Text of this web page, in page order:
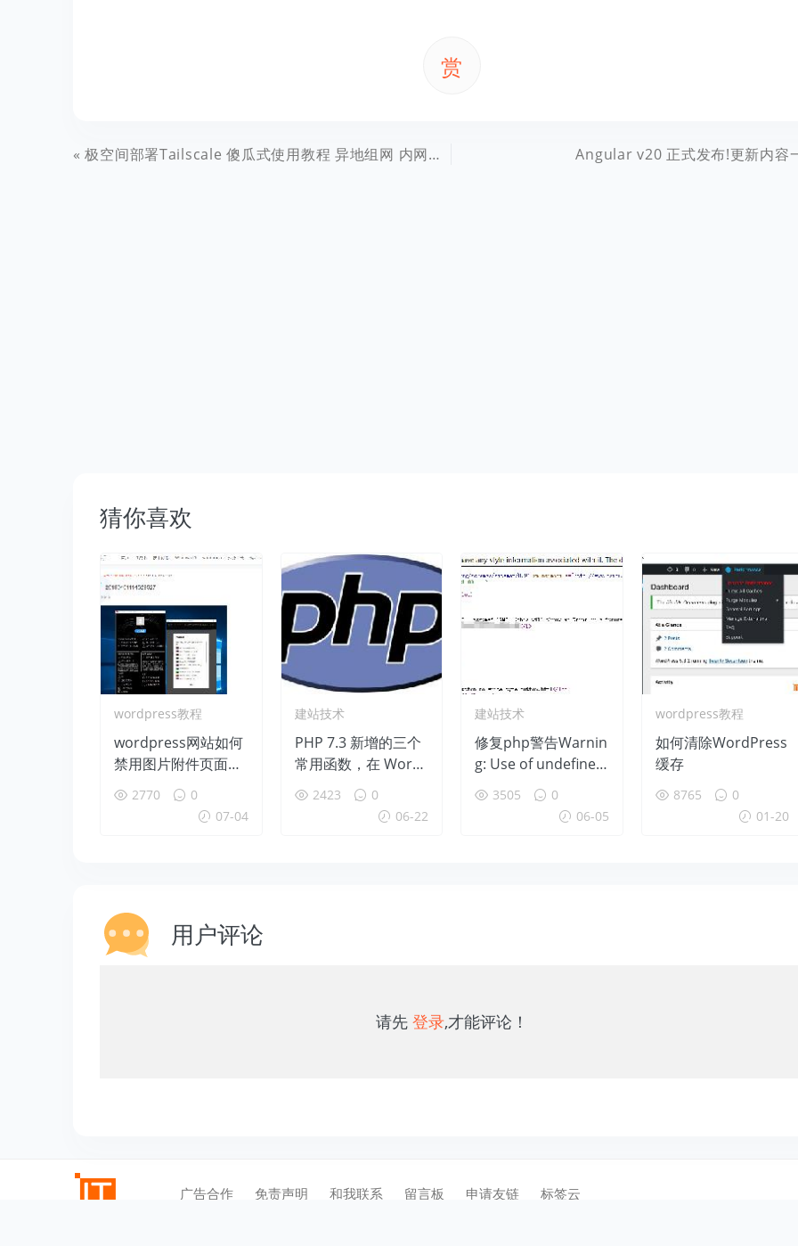
赏
极空间部署Tailscale 傻瓜式使用教程 异地组网 内网穿透 Angular v20 正式发布!更新内容
猜你喜欢
wordpress教程
wordpress网站如何
禁用图片附件页面url
地址2770
0
07-04
建站技术
PHP 7.3 新增的三个
常用函数，在 Word
Press 中可以立即使
用
2423
0
06-22
建站技术
修复php警告Warnin
g: Use of undefined
constant GMT – ass
umed ‘GMT’ (this wil
l throw an Error in
3505
0
06-05
wordpress教程
如何清除WordPress
缓存
8765
0
01-20
用户评论
请先 登录,才能评论！
广告合作 免责声明 和我联系 留言板 申请友链 标签云